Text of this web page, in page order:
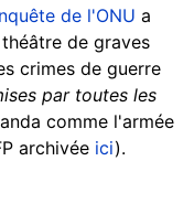
de l'ONU a
de graves
crimes de guerre
par toutes les
comme l'armée
archivée ici).